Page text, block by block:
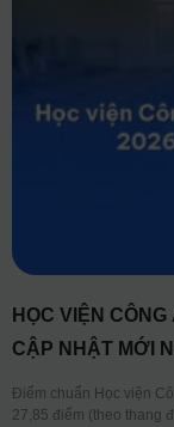
HỌC VIỆN
CẬP NHẬT MỚI
Điểm chuẩn Học viện
27,85 điểm (theo thang